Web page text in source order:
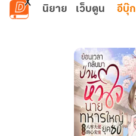
ข้ามไปยังเนื้อหาหลัก
นิยาย เว็บตูน อีบุ๊ก